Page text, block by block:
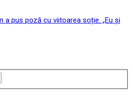
a pus poză cu viitoarea soție. „Eu și